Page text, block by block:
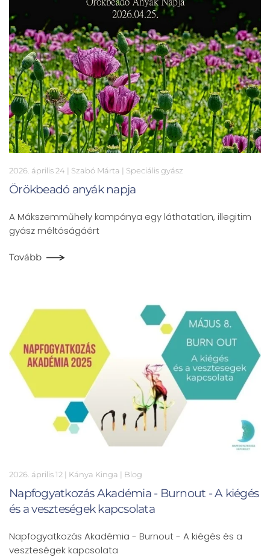
2026. április 24 | Szabó Márta | Speciális gyász
Örökbeadó anyák napja
A Mákszemműhely kampánya egy láthatatlan, illegitim
gyász méltóságáért
Tovább
2026. április 12 | Kánya Kinga | Blog
Napfogyatkozás Akadémia - Burnout - A kiégés
és a veszteségek kapcsolata
Napfogyatkozás Akadémia - Burnout - A kiégés és a
veszteségek kapcsolata